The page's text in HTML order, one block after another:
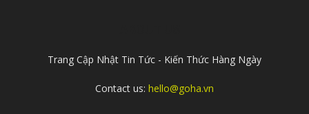
Trang Cập Nhật Tin Tức - Kiến Thức Hàng Ngày
Contact us: hello@goha.vn